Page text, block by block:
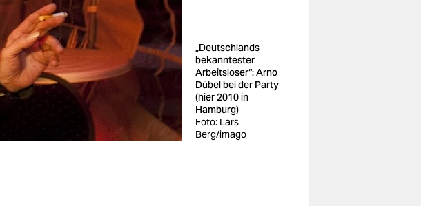
„Deutschlands
bekanntester
Arbeitsloser“: Arno
Dübel bei der Party
(hier 2010 in
Hamburg)
Foto: Lars
Berg/imago